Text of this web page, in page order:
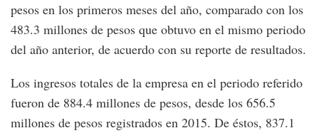
pesos en los primeros meses del año, comparado con los
483.3 millones de pesos que obtuvo en el mismo periodo
del año anterior, de acuerdo con su reporte de resultados.
Los ingresos totales de la empresa en el periodo referido
fueron de 884.4 millones de pesos, desde los 656.5
millones de pesos registrados en 2015. De éstos, 837.1